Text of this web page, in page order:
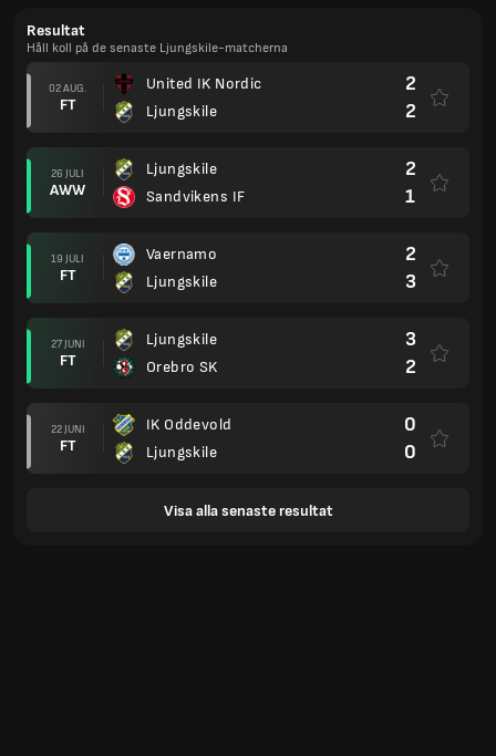
Resultat
Håll koll på de senaste Ljungskile-matcherna
02 AUG.
FT
United IK Nordic
Ljungskile
2
2
26 JULI
AWW
Ljungskile
Sandvikens IF
2
1
19 JULI
FT
Vaernamo
Ljungskile
2
3
27 JUNI
FT
Ljungskile
Orebro SK
3
2
22 JUNI
FT
IK Oddevold
Ljungskile
0
0
Visa alla senaste resultat